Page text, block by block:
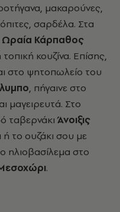
μακαρούνες,
σαρδέλα. Στα
Ωραία Κάρπαθος
κουζίνα. Επίσης,
στο ψητοπωλείο του
, πήγαινε στο
μαγειρευτά. Στο
ταβερνάκι Άνοιξις
ή το ουζάκι σου με
ηλιοβασίλεμα στο
.